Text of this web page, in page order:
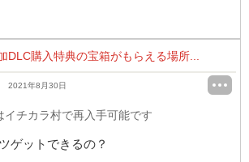
DLC購入特典の宝箱がもらえる場所...
2021年8月30日
イチカラ村で再入手可能です
ゲットできるの？